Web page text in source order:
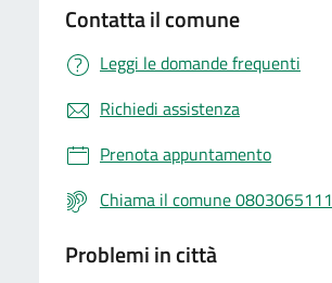
Contatta il comune
Leggi le domande frequenti
Richiedi assistenza
Prenota appuntamento
Chiama il comune 0803065111
Problemi in città